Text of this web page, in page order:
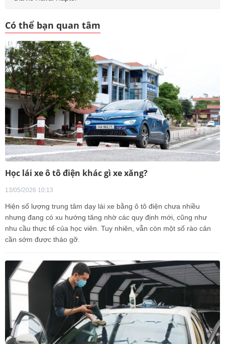
Có thể bạn quan tâm
Học lái xe ô tô điện khác gì xe xăng?
13/05/2026 10:13
Hiện số lượng trung tâm dạy lái xe bằng ô tô điện chưa nhiều
nhưng đang có xu hướng tăng nhờ các quy định mới, cũng như
nhu cầu thực tế của học viên. Tuy nhiên, vẫn còn một số rào cản
cần sớm được tháo gỡ.